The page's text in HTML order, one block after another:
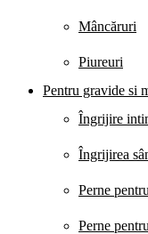
Mâncăruri
Piureuri
Pentru gravide si
Îngrijire
Îngrijirea
Perne
Perne